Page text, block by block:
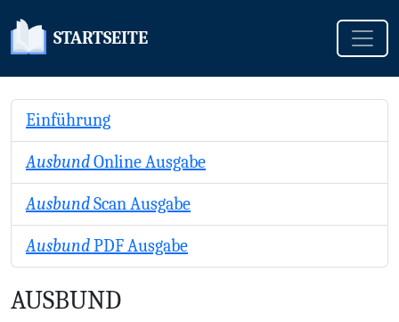
STARTSEITE
Einführung
AusbundOnline Ausgabe
AusbundScan Ausgabe
AusbundPDF Ausgabe
AUSBUND